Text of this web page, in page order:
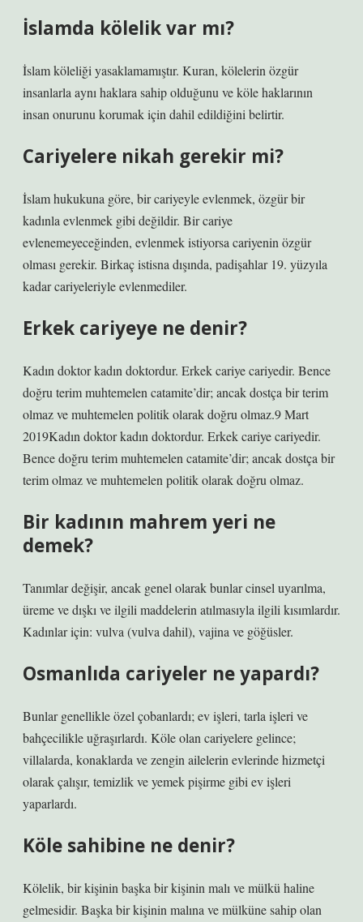
İslamda kölelik var mı?
İslam köleliği yasaklamamıştır. Kuran, kölelerin özgür
insanlarla aynı haklara sahip olduğunu ve köle haklarının
insan onurunu korumak için dahil edildiğini belirtir.
Cariyelere nikah gerekir mi?
İslam hukukuna göre, bir cariyeyle evlenmek, özgür bir
kadınla evlenmek gibi değildir. Bir cariye
evlenemeyeceğinden, evlenmek istiyorsa cariyenin özgür
olması gerekir. Birkaç istisna dışında, padişahlar 19. yüzyıla
kadar cariyeleriyle evlenmediler.
Erkek cariyeye ne denir?
Kadın doktor kadın doktordur. Erkek cariye cariyedir. Bence
doğru terim muhtemelen catamite’dir; ancak dostça bir terim
olmaz ve muhtemelen politik olarak doğru olmaz.9 Mart
2019Kadın doktor kadın doktordur. Erkek cariye cariyedir.
Bence doğru terim muhtemelen catamite’dir; ancak dostça bir
terim olmaz ve muhtemelen politik olarak doğru olmaz.
Bir kadının mahrem yeri ne
demek?
Tanımlar değişir, ancak genel olarak bunlar cinsel uyarılma,
üreme ve dışkı ve ilgili maddelerin atılmasıyla ilgili kısımlardır.
Kadınlar için: vulva (vulva dahil), vajina ve göğüsler.
Osmanlıda cariyeler ne yapardı?
Bunlar genellikle özel çobanlardı; ev işleri, tarla işleri ve
bahçecilikle uğraşırlardı. Köle olan cariyelere gelince;
villalarda, konaklarda ve zengin ailelerin evlerinde hizmetçi
olarak çalışır, temizlik ve yemek pişirme gibi ev işleri
yaparlardı.
Köle sahibine ne denir?
Kölelik, bir kişinin başka bir kişinin malı ve mülkü haline
gelmesidir. Başka bir kişinin malına ve mülküne sahip olan